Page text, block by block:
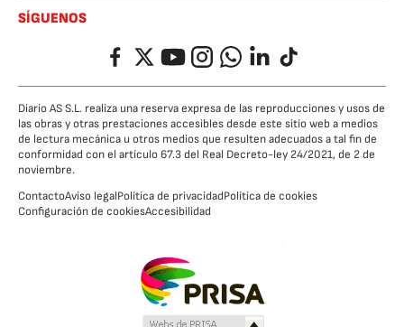
SÍGUENOS
FacebookTwitterYouTubeInstagramWhatsappLinkedIn
TikTok
Diario AS S.L. realiza una reserva expresa de las reproducciones y usos de
las obras y otras prestaciones accesibles desde este sitio web a medios
de lectura mecánica u otros medios que resulten adecuados a tal fin de
conformidad con el artículo 67.3 del Real Decreto-ley 24/2021, de 2 de
noviembre.
ContactoAviso legalPolítica de privacidadPolítica de cookies
Configuración de cookiesAccesibilidad